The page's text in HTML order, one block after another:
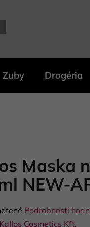
Zuby Drogéria
Maska
NEW-
Podrobnosti
Kallos Cosmetics Kft.